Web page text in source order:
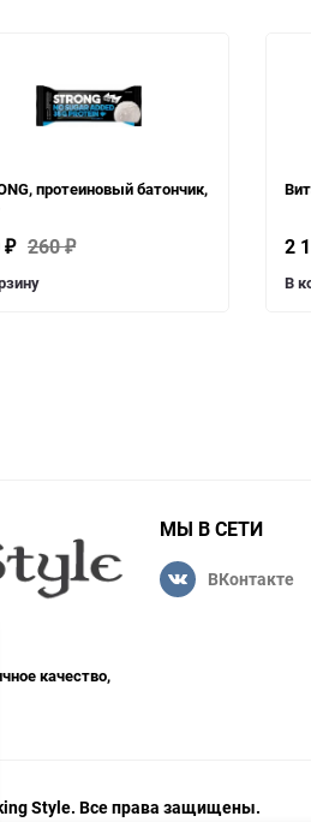
протеиновый батончик,
₽ 260₽ 2
В
качество,
МЫ В СЕТИ
ВКонтакте
Style. Все права защищены.